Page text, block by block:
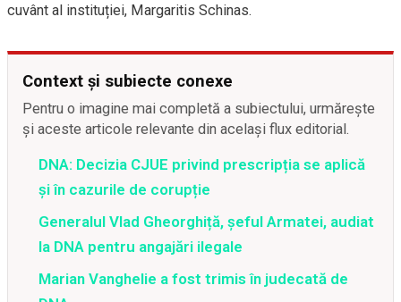
cuvânt al instituției, Margaritis Schinas.
Context și subiecte conexe
Pentru o imagine mai completă a subiectului, urmărește
și aceste articole relevante din același flux editorial.
DNA: Decizia CJUE privind prescripția se aplică
și în cazurile de corupție
Generalul Vlad Gheorghiță, șeful Armatei, audiat
la DNA pentru angajări ilegale
Marian Vanghelie a fost trimis în judecată de